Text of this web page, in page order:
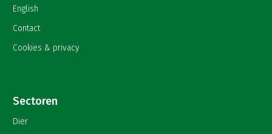
English
Contact
Cookies & privacy
Sectoren
Dier